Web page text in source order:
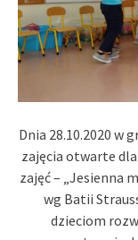
Dnia 28.10.2020 w
zajęcia otwarte
zajęć – „Jesienna
wg Batii
dzieciom